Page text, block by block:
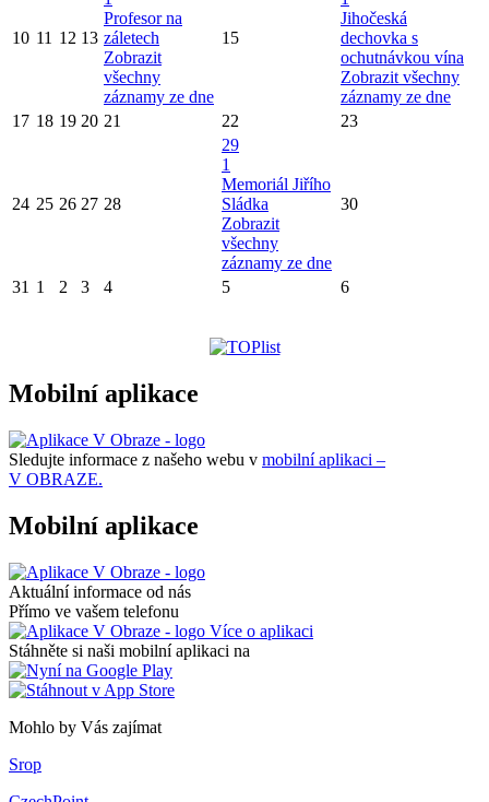
10 11 12 13
Profesor na
záletech
Zobrazit
všechny
záznamy ze dne
15
Jihočeská
dechovka s
ochutnávkou vína
Zobrazit všechny
záznamy ze dne
17 18 19 20 21 22 23
24 25 26 27 28
29
1
Memoriál Jiřího
Sládka
Zobrazit
všechny
záznamy ze dne
30
31 1 2 3 4 5 6
Mobilní aplikace
Sledujte informace z našeho webu v mobilní aplikaci –
V OBRAZE.
Mobilní aplikace
Aktuální informace od nás
Přímo ve vašem telefonu
Více o aplikaci
Stáhněte si naši mobilní aplikaci na
Mohlo by Vás zajímat
Srop